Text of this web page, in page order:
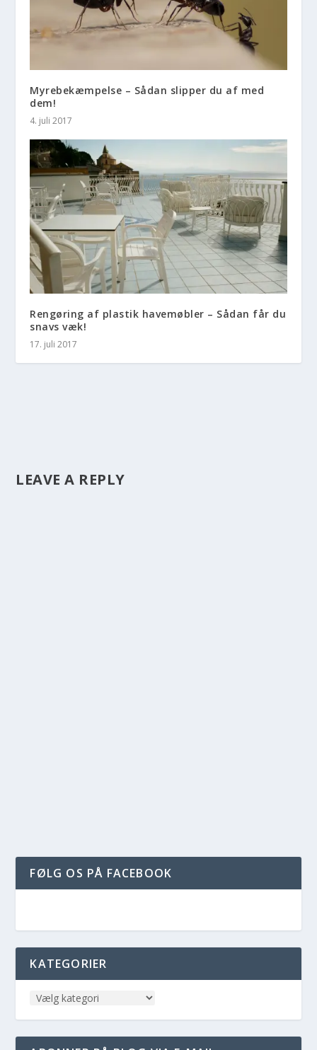
Myrebekæmpelse – Sådan slipper du af med
dem!
4. juli 2017
Rengøring af plastik havemøbler – Sådan får du
snavs væk!
17. juli 2017
LEAVE A REPLY
FØLG OS PÅ FACEBOOK
KATEGORIER